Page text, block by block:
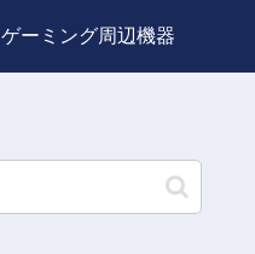
ゲーミング周辺機器